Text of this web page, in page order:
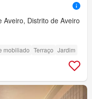
Distrito de Aveiro
mobiliado Terraço Jardim